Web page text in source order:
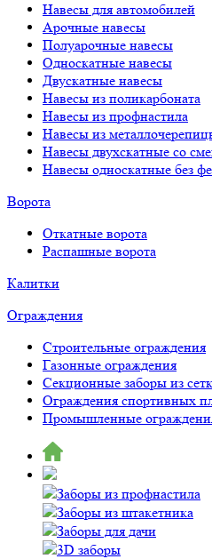
Навесы для автомобилей
Арочные навесы
Полуарочные навесы
Односкатные навесы
Двускатные навесы
Навесы из поликарбоната
Навесы из профнастила
Навесы из
Навесы двухскатные со
Навесы односкатные без
Ворота
Откатные ворота
Распашные ворота
Калитки
Ограждения
Строительные ограждения
Газонные ограждения
Секционные заборы из
Ограждения спортивных
Промышленные
Заборы из профнастила
Заборы из штакетника
Заборы для дачи
3D заборы